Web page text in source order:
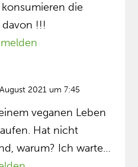
die
davon !!!
2021 um 7:45
veganen Leben
Hat nicht
warum? Ich warte…